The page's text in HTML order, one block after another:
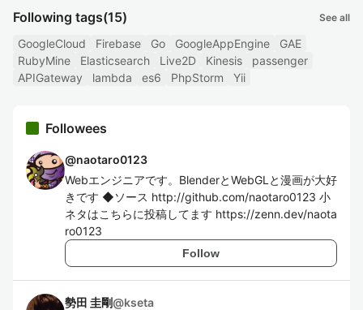
Following tags(15) See all
GoogleCloud Firebase Go GoogleAppEngine
GAE
RubyMine
Elasticsearch Live2D Kinesis
passenger
APIGateway
lambda es6 PhpStorm Yii
Followees
@naotaro0123
Webエンジニアです。BlenderとWebGLと漫画が大好
きです ◆ソース http://github.com/naotaro0123 小
ネタはこちらに投稿してます https://zenn.dev/naota
ro0123
Follow
勢田 圭剛@kseta